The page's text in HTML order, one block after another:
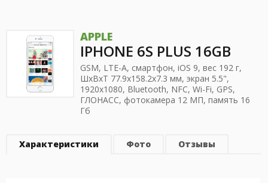
APPLE
IPHONE 6S PLUS 16GB
GSM, LTE-A, смартфон, iOS 9, вес 192 г,
ШхВхТ 77.9x158.2x7.3 мм, экран 5.5",
1920x1080, Bluetooth, NFC, Wi-Fi, GPS,
ГЛОНАСС, фотокамера 12 МП, память 16
Гб
Характеристики Фото Отзывы